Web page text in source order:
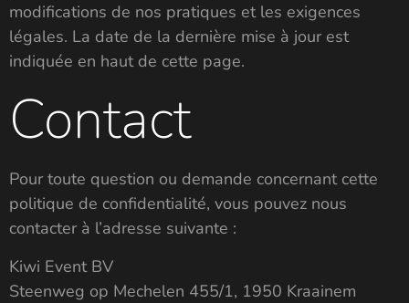
modifications de nos pratiques et les exigences
légales. La date de la dernière mise à jour est
indiquée en haut de cette page.
Contact
Pour toute question ou demande concernant cette
politique de confidentialité, vous pouvez nous
contacter à l’adresse suivante :
Kiwi Event BV
Steenweg op Mechelen 455/1, 1950 Kraainem